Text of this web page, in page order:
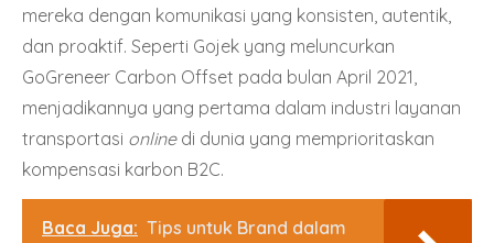
mereka dengan komunikasi yang konsisten, autentik,
dan proaktif. Seperti Gojek yang meluncurkan
GoGreneer Carbon Offset pada bulan April 2021,
menjadikannya yang pertama dalam industri layanan
transportasi onlinedi dunia yang memprioritaskan
kompensasi karbon B2C.
Baca Juga: Tips untuk Brand dalam